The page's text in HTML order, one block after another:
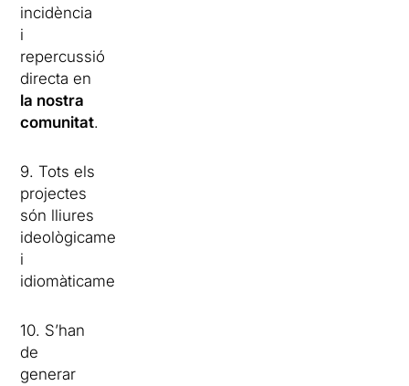
incidència
i
repercussió
directa en
la nostra
comunitat.
9. Tots els
projectes
són lliures
ideològicament
i
idiomàticament.
10. S’han
de
generar